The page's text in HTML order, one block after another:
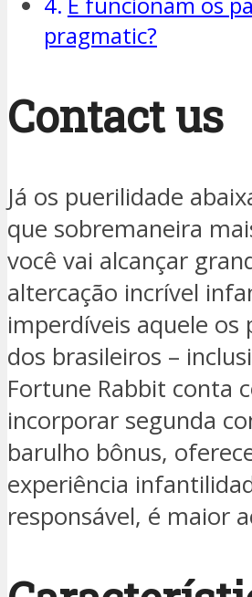
pragmatic?
Contact us
Já os puerilidade
que sobremaneira
você vai alcançar
altercação incrível
imperdíveis aquele
dos brasileiros –
Fortune Rabbit conta
incorporar segunda
barulho bônus,
experiência
responsável, é maior